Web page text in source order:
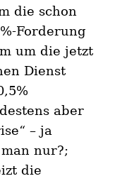
die schon
Forderung
um die jetzt
Dienst
aber
– ja
nur?;
die